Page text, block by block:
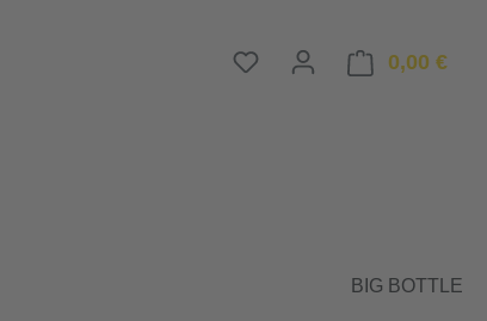
Du hast 0 Produkte auf
0,00 €
BIG BOTTLE